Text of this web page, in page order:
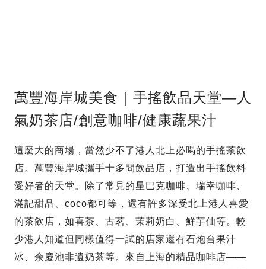
萬豐海岸城美食｜手搖飲品天堂—人
氣奶茶店/創意咖啡/健康蔬果汁
這麼大的商場，當然少不了港人北上必喝的手搖茶飲
店。萬豐海岸城攜手十多間飲品店，打造出手搖飲料
愛好者的天堂。除了常見的星巴克咖啡、瑞幸咖啡、
滿記甜品、coco都可等，還有許多深受北上港人喜愛
的茶飲店，如喜茶、古茗、茉莉奶白、鮮芋仙等。較
少港人知道但同樣值得一試的店家還有石炮台果汁
冰、余慶池非遺奶茶等。來自上海的精品咖啡店——